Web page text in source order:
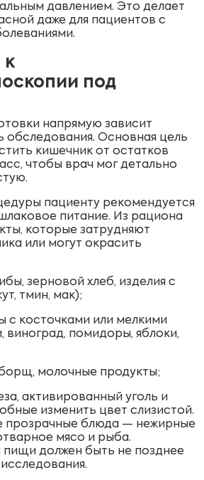
давлением. Это делает
даже для пациентов с
к
под
напрямую зависит
обследования. Основная цель
кишечник от остатков
чтобы врач мог детально
пациенту рекомендуется
питание. Из рациона
которые затрудняют
или могут окрасить
зерновой хлеб, изделия с
тмин, мак);
с косточками или мелкими
виноград, помидоры, яблоки,
борщ, молочные продукты;
активированный уголь и
изменить цвет слизистой.
прозрачные блюда — нежирные
мясо и рыба.
пищи должен быть не позднее